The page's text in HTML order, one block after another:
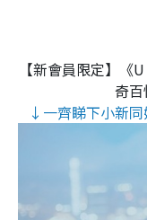
【新會員限定】《
奇百
↓一齊睇下小新